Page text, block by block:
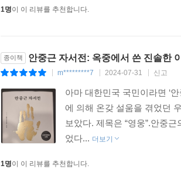
1명이 이 리뷰를 추천합니다.
종이책 안중근 자서전: 옥중에서 쓴 진솔한
m*********7 2024-07-31 신고
아마 대한민국 국민이라면 ‘
에 의해 온갖 설움을 겪었던
보았다. 제목은 “영웅”.안중
었다... 더보기
1명이 이 리뷰를 추천합니다.